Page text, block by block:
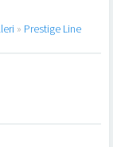
» Prestige Line